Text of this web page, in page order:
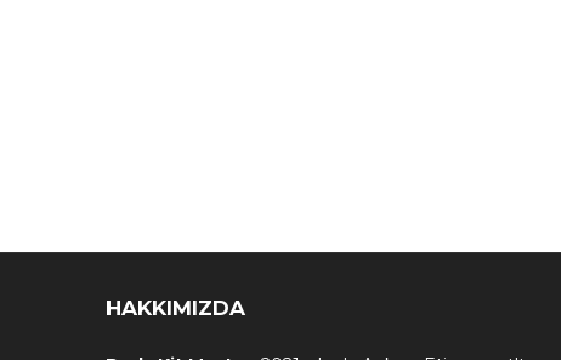
HAKKIMIZDA